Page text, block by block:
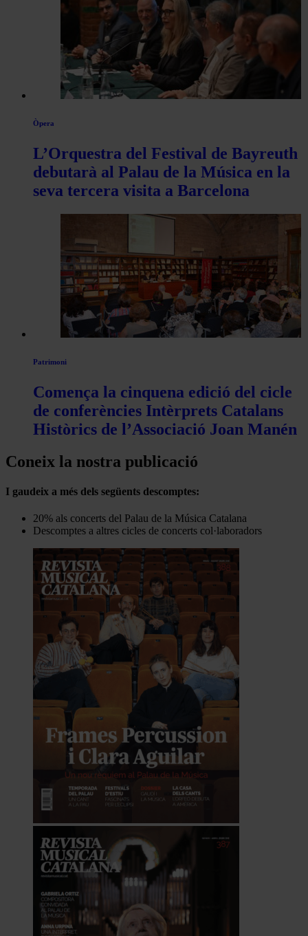
Òpera
L’Orquestra del Festival de Bayreuth
debutarà al Palau de la Música en la
seva tercera visita a Barcelona
Patrimoni
Comença la cinquena edició del cicle
de conferències Intèrprets Catalans
Històrics de l’Associació Joan Manén
Coneix la nostra publicació
I gaudeix a més dels següents descomptes:
20% als concerts del Palau de la Música Catalana
Descomptes a altres cicles de concerts col·laboradors